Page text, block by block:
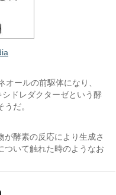
ールの前駆体になり、
ドレダクターゼという酵
だ。
酵素の反応により生成さ
ついて触れた時のようなお